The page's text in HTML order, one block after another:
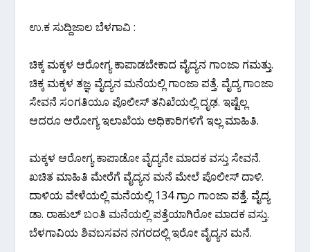
ಉ.ಕ ಸುದ್ದಿಜಾಲ ಬೆಳಗಾವಿ :
ಚಿಕ್ಕ ಮಕ್ಕಳ ಆರೋಗ್ಯ ಕಾಪಾಡಬೇಕಾದ ವೈದ್ಯನ ಗಾಂಜಾ ಗಮತ್ತು.
ಚಿಕ್ಕ ಮಕ್ಕಳ ತಜ್ಞ ವೈದ್ಯನ ಮನೆಯಲ್ಲಿ ಗಾಂಜಾ ಪತ್ತೆ. ವೈದ್ಯ ಗಾಂಜಾ
ಸೇವನೆ ಸಂಗತಿಯೂ ಪೊಲೀಸ್ ತನಿಖೆಯಲ್ಲಿ ದೃಢ. ಇಷ್ಟೆಲ್ಲ
ಆದರೂ ಆರೋಗ್ಯ ಇಲಾಖೆಯ ಅಧಿಕಾರಿಗಳಿಗೆ ಇಲ್ಲ ಮಾಹಿತಿ.
ಮಕ್ಕಳ ಆರೋಗ್ಯ ಕಾಪಾಡೋ ವೈದ್ಯನೇ ಮಾದಕ ವಸ್ತು ಸೇವನೆ.
ಖಚಿತ ಮಾಹಿತಿ ಮೇರೆಗೆ ವೈದ್ಯನ ಮನೆ ಮೇಲೆ ಪೊಲೀಸ್ ದಾಳಿ.
ದಾಳಿಯ ವೇಳೆಯಲ್ಲಿ ಮನೆಯಲ್ಲಿ 134 ಗ್ರಾಂ ಗಾಂಜಾ ಪತ್ತೆ. ವೈದ್ಯ
ಡಾ. ರಾಹುಲ್ ಬಂತಿ ಮನೆಯಲ್ಲಿ ಪತ್ತೆಯಾಗಿರೋ ಮಾದಕ ವಸ್ತು.
ಬೆಳಗಾವಿಯ ಶಿವಬಸವನ ನಗರದಲ್ಲಿ ಇರೋ ವೈದ್ಯನ ಮನೆ.